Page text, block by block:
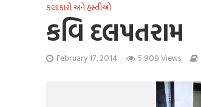
કલાકારો અને હસ્તીઓ
કવિ દલપતરામ
February 17, 2014 5,909 Views